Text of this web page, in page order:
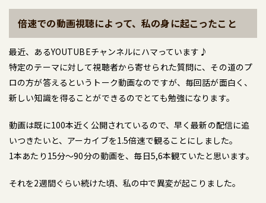
倍速での動画視聴によって、私の身に起こったこと
最近、あるYOUTUBEチャンネルにハマっています♪
特定のテーマに対して視聴者から寄せられた質問に、その道のプ
ロの方が答えるというトーク動画なのですが、毎回話が面白く、
新しい知識を得ることができるのでとても勉強になります。
動画は既に100本近く公開されているので、早く最新の配信に追
いつきたいと、アーカイブを1.5倍速で観ることにしました。
1本あたり15分～90分の動画を、毎日5,6本観ていたと思います。
それを2週間ぐらい続けた頃、私の中で異変が起こりました。